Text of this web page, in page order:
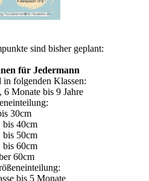
sind bisher geplant:
für Jedermann
in folgenden Klassen:
6 Monate bis 9 Jahre
30cm
bis 40cm
bis 50cm
bis 60cm
60cm
bis 5 Monate